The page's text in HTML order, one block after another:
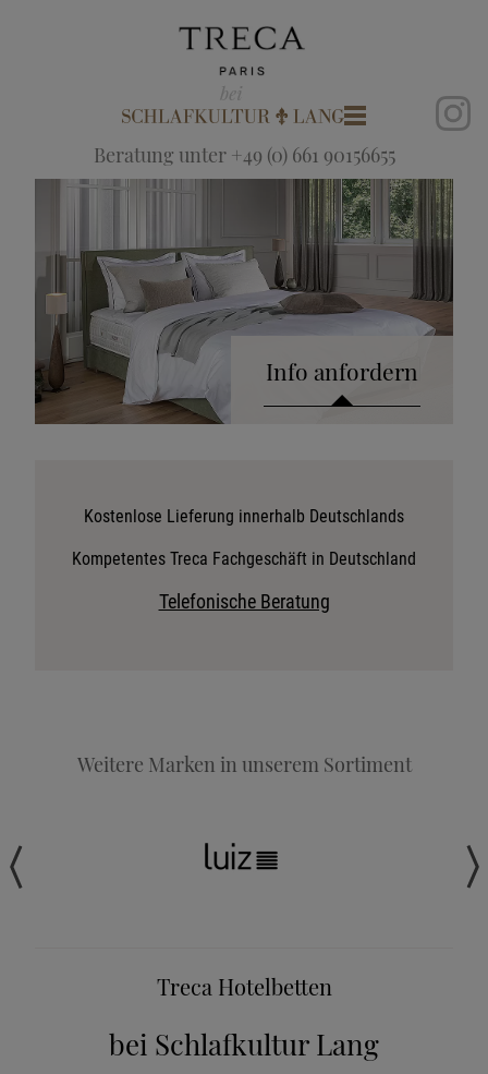
Beratung unter +49 (0) 661 90156655
Info anfordern
Stoffkollektion anfordern
Telefonische Beratung anfordern
Kostenlose Lieferung innerhalb Deutschlands
Kompetentes Treca Fachgeschäft in Deutschland
Telefonische Beratung
Weitere Marken in unserem Sortiment
Treca Hotelbetten
bei Schlafkultur Lang